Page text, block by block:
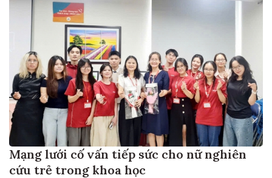
Mạng lưới cố vấn tiếp sức cho nữ nghiên
cứu trẻ trong khoa học